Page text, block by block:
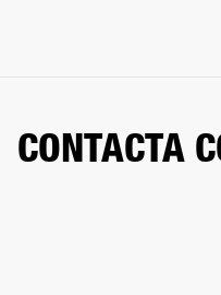
CONTACTA